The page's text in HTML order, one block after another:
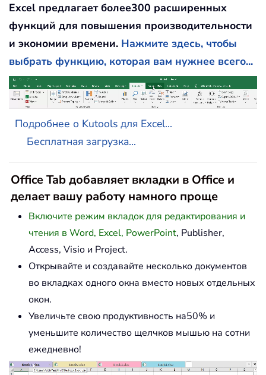
Excel предлагает более300 расширенных
функций для повышения производительности
и экономии времени. Нажмите здесь, чтобы
выбрать функцию, которая вам нужнее всего...
Подробнее о Kutools для Excel...
Бесплатная загрузка...
Office Tab добавляет вкладки в Office и
делает вашу работу намного проще
Включите режим вкладок для редактирования и
чтения в Word, Excel, PowerPoint, Publisher,
Access, Visio и Project.
Открывайте и создавайте несколько документов
во вкладках одного окна вместо новых отдельных
окон.
Увеличьте свою продуктивность на50% и
уменьшите количество щелчков мышью на сотни
ежедневно!